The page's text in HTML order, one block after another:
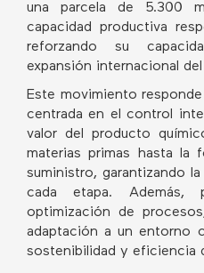
una parcela de 5.300
capacidad productiva
reforzando su
expansión internacional del
Este movimiento
centrada en el control
valor del producto
materias primas hasta la
suministro, garantizando
cada etapa. Además,
optimización de
adaptación a un entorno
sostenibilidad y eficiencia